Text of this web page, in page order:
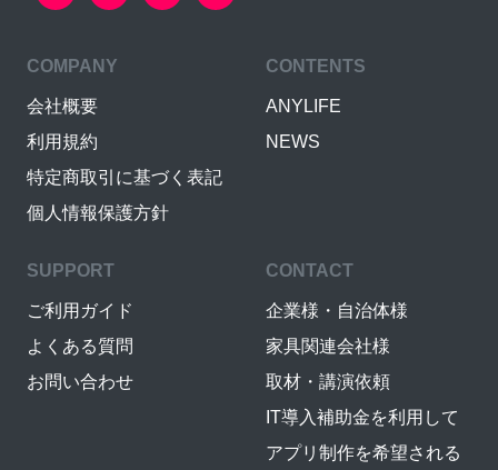
COMPANY
会社概要
利用規約
特定商取引に基づく表記
個人情報保護方針
CONTENTS
ANYLIFE
NEWS
SUPPORT
ご利用ガイド
よくある質問
お問い合わせ
CONTACT
企業様・自治体様
家具関連会社様
取材・講演依頼
IT導入補助金を利用して
アプリ制作を希望される